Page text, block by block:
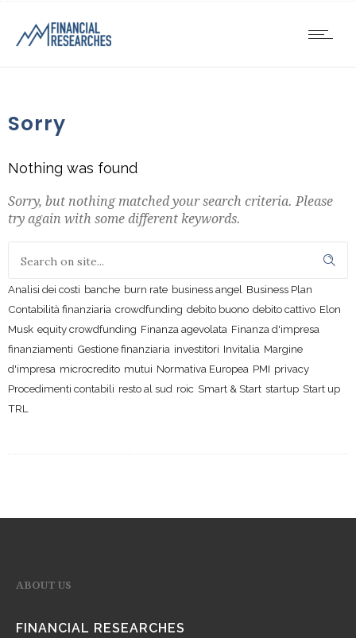
Sorry
Nothing was found
Sorry, but nothing matched your search criteria. Please
try again with some different keywords.
Analisi dei costi banche burn rate business angel Business Plan
Contabilità finanziaria crowdfunding debito buono debito cattivo Elon
Musk equity crowdfunding Finanza agevolata Finanza d'impresa
finanziamenti Gestione finanziaria investitori Invitalia Margine
d'impresa microcredito mutui Normativa Europea PMI privacy
Procedimenti contabili resto al sud roic Smart & Start startup Start up
TRL
ABOUT US
FINANCIAL RESEARCHES